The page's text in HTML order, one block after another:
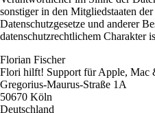
sonstiger in den Mitgliedstaaten
Datenschutzgesetze und anderer
datenschutzrechtlichem Charakter
Florian Fischer
Flori hilft! Support für Apple, Mac
Gregorius-Maurus-Straße 1A
50670 Köln
Deutschland